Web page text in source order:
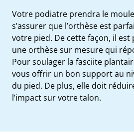
Votre podiatre prendra le
s’assurer que l’orthèse est
votre pied. De cette façon, il est
une orthèse sur mesure qui
Pour soulager la fasciite
vous offrir un bon support au
du pied. De plus, elle doit
l’impact sur votre talon.